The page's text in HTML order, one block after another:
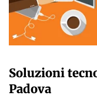
Soluzioni
Padova